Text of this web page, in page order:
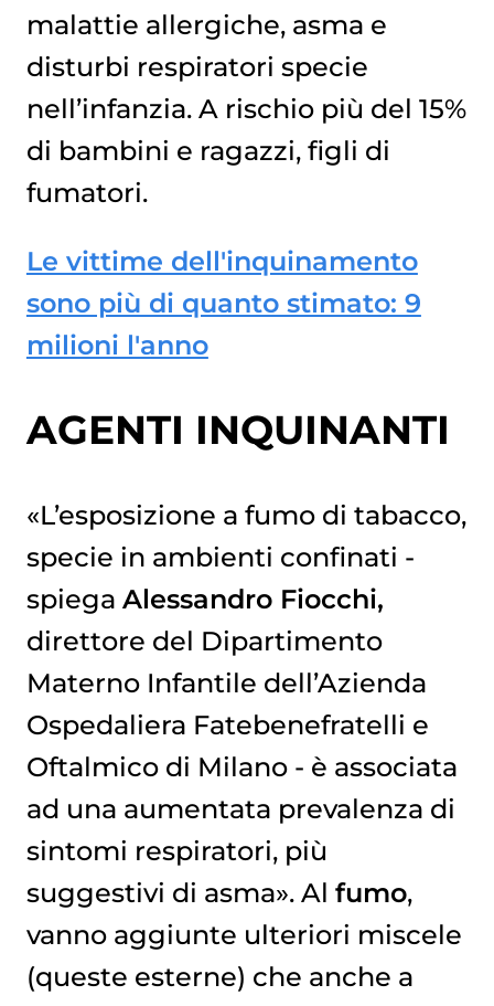
malattie allergiche, asma e
disturbi respiratori specie
nell’infanzia. A rischio più del 15%
di bambini e ragazzi, figli di
fumatori.
Le vittime dell'inquinamento
sono più di quanto stimato: 9
milioni l'anno
AGENTI INQUINANTI
«L’esposizione a fumo di tabacco,
specie in ambienti confinati -
spiega Alessandro Fiocchi,
direttore del Dipartimento
Materno Infantile dell’Azienda
Ospedaliera Fatebenefratelli e
Oftalmico di Milano - è associata
ad una aumentata prevalenza di
sintomi respiratori, più
suggestivi di asma». Al fumo,
vanno aggiunte ulteriori miscele
(queste esterne) che anche a